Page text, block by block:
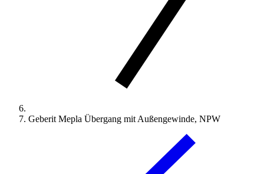
Geberit Mepla Übergang mit Außengewinde, NPW